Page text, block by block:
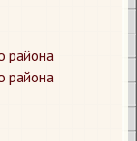
района
района